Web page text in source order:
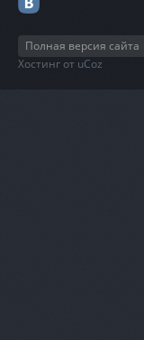
Полная версия сайта
Хостинг от uCoz